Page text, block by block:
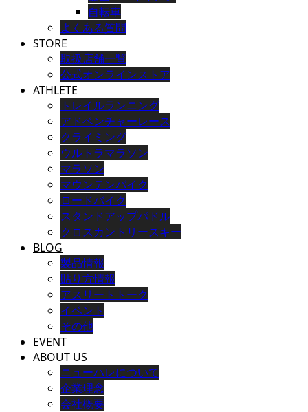
自転車
よくある質問
STORE
取扱店舗一覧
公式オンラインストア
ATHLETE
トレイルランニング
アドベンチャーレース
クライミング
ウルトラマラソン
マラソン
マウンテンバイク
ロードバイク
スタンドアップパドル
クロスカントリースキー
BLOG
製品情報
貼り方情報
アスリートトーク
イベント
その他
EVENT
ABOUT US
ニューハレについて
企業理念
会社概要